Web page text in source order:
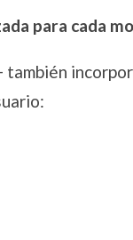
para cada
también